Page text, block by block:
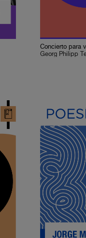
Concierto para
Georg Philipp